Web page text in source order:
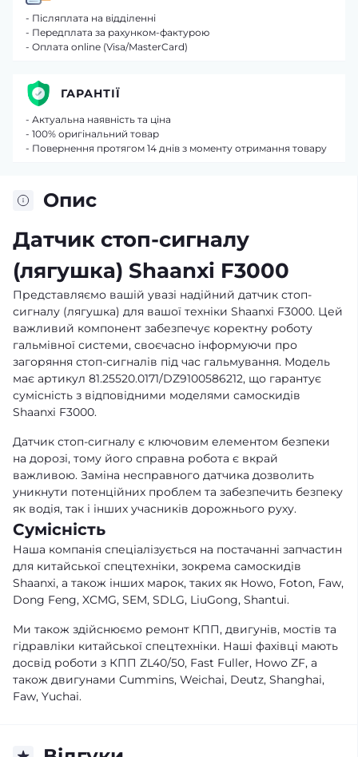
Опис
Датчик стоп-сигналу
(лягушка) Shaanxi F3000
Представляємо вашій увазі надійний датчик стоп-
сигналу (лягушка) для вашої техніки Shaanxi F3000. Цей
важливий компонент забезпечує коректну роботу
гальмівної системи, своєчасно інформуючи про
загоряння стоп-сигналів під час гальмування. Модель
має артикул 81.25520.0171/DZ9100586212, що гарантує
сумісність з відповідними моделями самоскидів
Shaanxi F3000.
Датчик стоп-сигналу є ключовим елементом безпеки
на дорозі, тому його справна робота є вкрай
важливою. Заміна несправного датчика дозволить
уникнути потенційних проблем та забезпечить безпеку
як водія, так і інших учасників дорожнього руху.
Сумісність
Наша компанія спеціалізується на постачанні запчастин
для китайської спецтехніки, зокрема самоскидів
Shaanxi, а також інших марок, таких як Howo, Foton, Faw,
Dong Feng, XCMG, SEM, SDLG, LiuGong, Shantui.
Ми також здійснюємо ремонт КПП, двигунів, мостів та
гідравліки китайської спецтехніки. Наші фахівці мають
досвід роботи з КПП ZL40/50, Fast Fuller, Howo ZF, а
також двигунами Cummins, Weichai, Deutz, Shanghai,
Faw, Yuchai.
- Післяплата на відділенні
- Передплата за рахунком-фактурою
- Оплата online (Visa/MasterCard)
ГАРАНТІЇ
- Актуальна наявність та ціна
- 100% оригінальний товар
- Повернення протягом 14 днів з моменту отримання товару